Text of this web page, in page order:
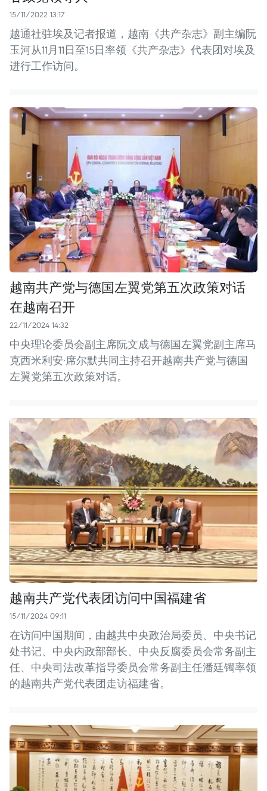
15/11/2022 13:17
越通社驻埃及记者报道，越南《共产杂志》副主编阮
玉河从11月11日至15日率领《共产杂志》代表团对埃及
进行工作访问。
越南共产党与德国左翼党第五次政策对话
在越南召开
22/11/2024 14:32
中央理论委员会副主席阮文成与德国左翼党副主席马
克西米利安·席尔默共同主持召开越南共产党与德国
左翼党第五次政策对话。
越南共产党代表团访问中国福建省
15/11/2024 09:11
在访问中国期间，由越共中央政治局委员、中央书记
处书记、中央内政部部长、中央反腐委员会常务副主
任、中央司法改革指导委员会常务副主任潘廷镯率领
的越南共产党代表团走访福建省。